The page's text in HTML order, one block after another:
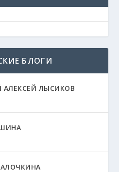
БЛОГИ
АЛЕКСЕЙ ЛЫСИКОВ